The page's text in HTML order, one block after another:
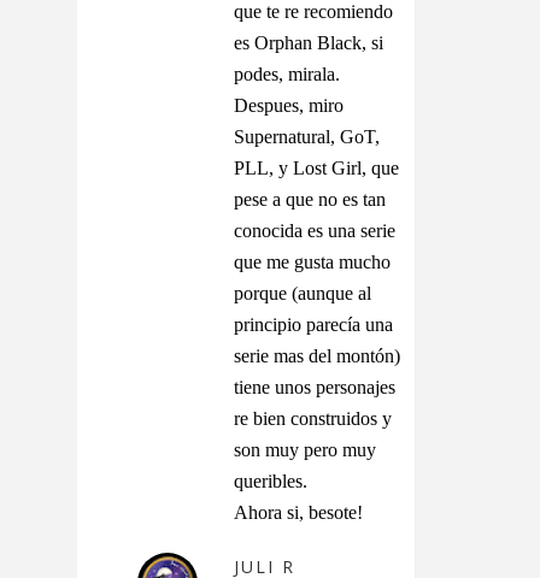
que te re recomiendo
es Orphan Black, si
podes, mirala.
Despues, miro
Supernatural, GoT,
PLL, y Lost Girl, que
pese a que no es tan
conocida es una serie
que me gusta mucho
porque (aunque al
principio parecía una
serie mas del montón)
tiene unos personajes
re bien construidos y
son muy pero muy
queribles.
Ahora si, besote!
JULI R